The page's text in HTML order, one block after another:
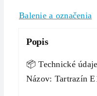
Balenie a označenia
Popis
📦 Technické
Názov: Tartrazín